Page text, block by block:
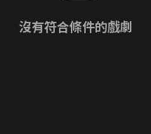
沒有符合條件的戲劇